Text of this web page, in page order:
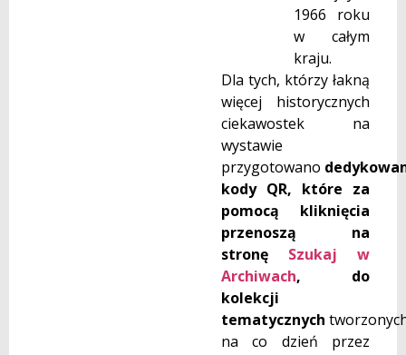
1966 roku
w całym
kraju.
Dla tych, którzy łakną
więcej historycznych
ciekawostek na
wystawie
przygotowano
kody QR, które za
pomocą kliknięcia
przenoszą na
stronę Szukaj w
Archiwach, do
kolekcji
tematycznych
na co dzień przez